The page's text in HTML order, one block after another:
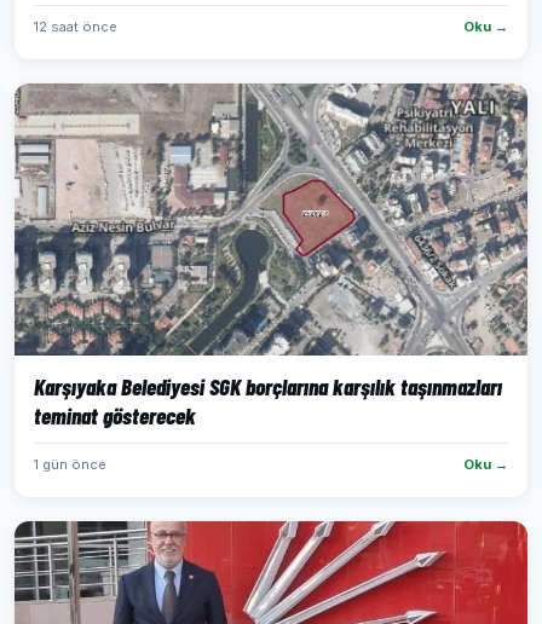
12 saat önce Oku →
Karşıyaka Belediyesi SGK borçlarına karşılık taşınmazları
teminat gösterecek
1 gün önce Oku →